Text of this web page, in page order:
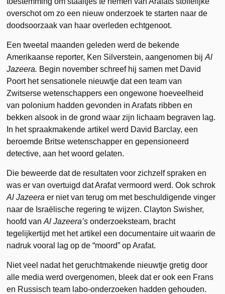
overschot om zo een nieuw onderzoek te starten naar de
doodsoorzaak van haar overleden echtgenoot.
Een tweetal maanden geleden werd de bekende
Amerikaanse reporter, Ken Silverstein, aangenomen bijAl
Jazeera. Begin november schreef hij samen met David
Poort het sensationele nieuwtje dat een team van
Zwitserse wetenschappers een ongewone hoeveelheid
van polonium hadden gevonden in Arafats ribben en
bekken alsook in de grond waar zijn lichaam begraven lag.
In het spraakmakende artikel werd David Barclay, een
beroemde Britse wetenschapper en gepensioneerd
detective, aan het woord gelaten.
Die beweerde dat de resultaten voor zichzelf spraken en
was er van overtuigd dat Arafat vermoord werd. Ook schrok
Al Jazeera er niet van terug om met beschuldigende vinger
naar de Israëlische regering te wijzen. Clayton Swisher,
hoofd vanAl Jazeera’s onderzoeksteam, bracht
tegelijkertijd met het artikel een documentaire uit waarin de
nadruk vooral lag op de “moord” op Arafat.
Niet veel nadat het geruchtmakende nieuwtje gretig door
alle media werd overgenomen, bleek dat er ook een Frans
en Russisch team labo-onderzoeken hadden gehouden.